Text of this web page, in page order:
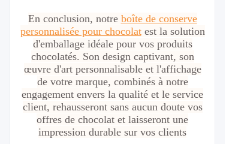
En conclusion, notre boîte de conserve
personnalisée pour chocolatest la solution
d'emballage idéale pour vos produits
chocolatés. Son design captivant, son
œuvre d'art personnalisable et l'affichage
de votre marque, combinés à notre
engagement envers la qualité et le service
client, rehausseront sans aucun doute vos
offres de chocolat et laisseront une
impression durable sur vos clients